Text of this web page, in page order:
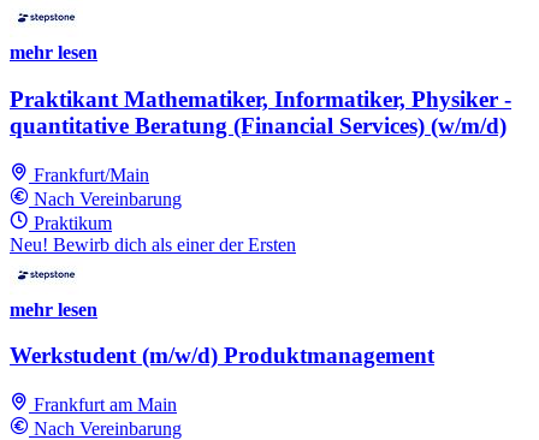
mehr lesen
Praktikant Mathematiker, Informatiker, Physiker -
quantitative Beratung (Financial Services) (w/m/d)
Frankfurt/Main
Nach Vereinbarung
Praktikum
Neu! Bewirb dich als einer der Ersten
mehr lesen
Werkstudent (m/w/d) Produktmanagement
Frankfurt am Main
Nach Vereinbarung